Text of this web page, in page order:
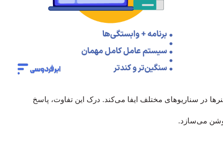
در سناریوهای مختلف ایفا می‌کند. درک این تفاوت، پاسخ
می‌سازد.